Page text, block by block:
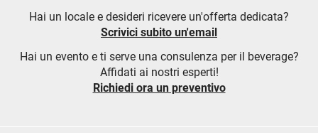
Hai un locale e desideri ricevere un'offerta dedicata?
Scrivici subito un'email
Hai un evento e ti serve una consulenza per il beverage?
Affidati ai nostri esperti!
Richiedi ora un preventivo